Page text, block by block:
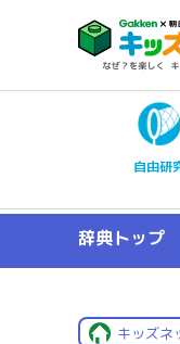
自由研
辞典トップ
キッズネ